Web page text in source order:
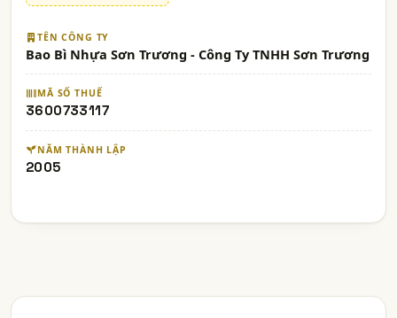
TÊN CÔNG TY
Bao Bì Nhựa Sơn Trương - Công Ty TNHH Sơn Trương
MÃ SỐ THUẾ
3600733117
NĂM THÀNH LẬP
2005